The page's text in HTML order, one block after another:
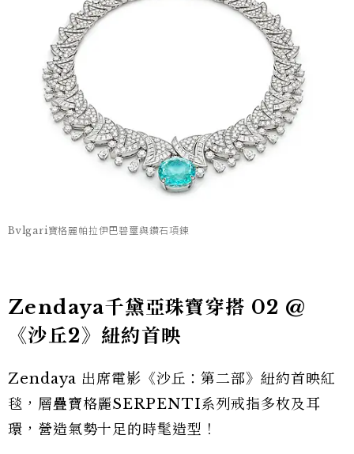
Bvlgari寶格麗帕拉伊巴碧璽與鑽石項鍊
Zendaya千黛亞珠寶穿搭 02 @
《沙丘2》紐約首映
Zendaya 出席電影《沙丘：第二部》紐約首映紅
毯，層疊寶格麗SERPENTI系列戒指多枚及耳
環，營造氣勢十足的時髦造型！